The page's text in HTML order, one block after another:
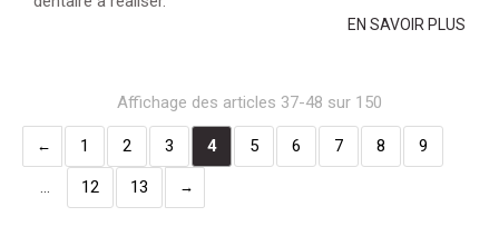
EN SAVOIR PLUS
Affichage des articles 37-48 sur 150
1 2 3 4 5 6 7 8 9
… 12 13